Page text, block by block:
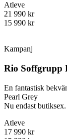
Atleve
21 990 kr
15 990 kr
Kampanj
Rio Soffgrupp
En fantastisk
Pearl Grey
Nu endast
Atleve
17 990 kr